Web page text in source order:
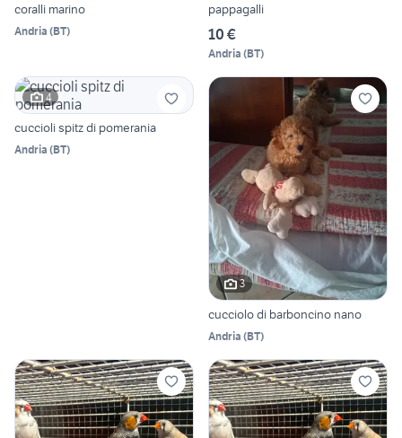
coralli marino
Andria (BT)
pappagalli
10 €
Andria (BT)
4
cuccioli spitz di pomerania
Andria (BT)
3
cucciolo di barboncino nano
Andria (BT)